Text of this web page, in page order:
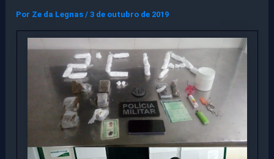
Por Ze da Legnas/3 de outubro de 2019